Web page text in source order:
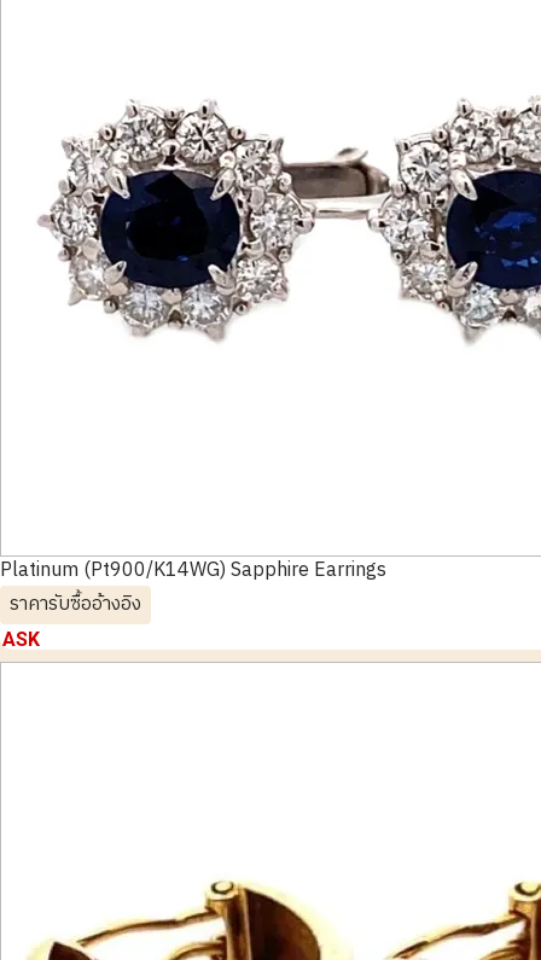
Platinum (Pt900/K14WG) Sapphire Earrings
ราคารับซื้ออ้างอิง
ASK